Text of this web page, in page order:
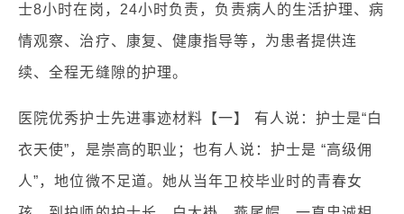
士8小时在岗，24小时负责，负责病人的生活护理、病
情观察、治疗、康复、健康指导等，为患者提供连
续、全程无缝隙的护理。
医院优秀护士先进事迹材料【一】 有人说：护士是“白
衣天使”，是崇高的职业；也有人说：护士是 “高级佣
人”，地位微不足道。她从当年卫校毕业时的青春女